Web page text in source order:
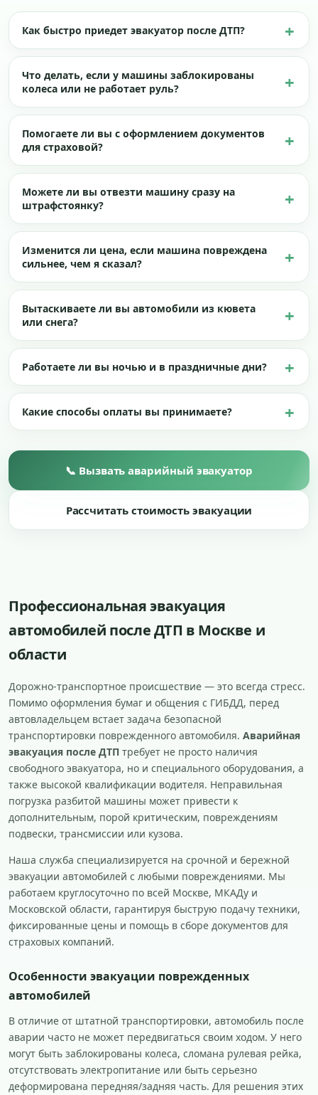
Как быстро приедет эвакуатор после ДТП?
Что делать, если у машины заблокированы
колеса или не работает руль?
Помогаете ли вы с оформлением документов
для страховой?
Можете ли вы отвезти машину сразу на
штрафстоянку?
Изменится ли цена, если машина повреждена
сильнее, чем я сказал?
Вытаскиваете ли вы автомобили из кювета
или снега?
Работаете ли вы ночью и в праздничные дни?
Какие способы оплаты вы принимаете?
📞 Вызвать аварийный эвакуатор
Рассчитать стоимость эвакуации
Профессиональная эвакуация
автомобилей после ДТП в Москве и
области
Дорожно-транспортное происшествие — это всегда стресс.
Помимо оформления бумаг и общения с ГИБДД, перед
автовладельцем встает задача безопасной
транспортировки поврежденного автомобиля. Аварийная
эвакуация после ДТП требует не просто наличия
свободного эвакуатора, но и специального оборудования, а
также высокой квалификации водителя. Неправильная
погрузка разбитой машины может привести к
дополнительным, порой критическим, повреждениям
подвески, трансмиссии или кузова.
Наша служба специализируется на срочной и бережной
эвакуации автомобилей с любыми повреждениями. Мы
работаем круглосуточно по всей Москве, МКАДу и
Московской области, гарантируя быструю подачу техники,
фиксированные цены и помощь в сборе документов для
страховых компаний.
Особенности эвакуации поврежденных
автомобилей
В отличие от штатной транспортировки, автомобиль после
аварии часто не может передвигаться своим ходом. У него
могут быть заблокированы колеса, сломана рулевая рейка,
отсутствовать электропитание или быть серьезно
деформирована передняя/задняя часть. Для решения этих